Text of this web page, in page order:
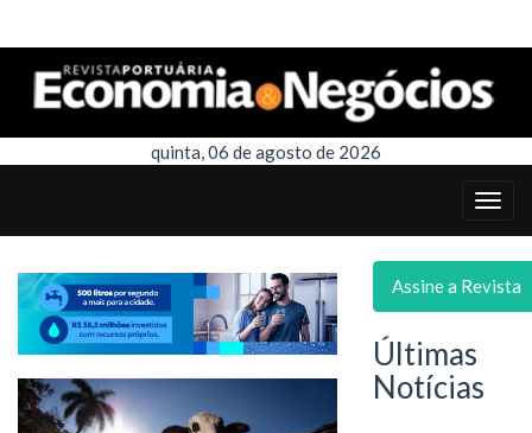
quinta, 06 de agosto de 2026
Assine a Revista
Últimas
Notícias